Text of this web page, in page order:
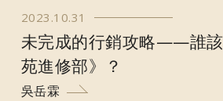
2023.10.31
未完成的行銷攻略——誰
苑進修部》？
吳岳霖